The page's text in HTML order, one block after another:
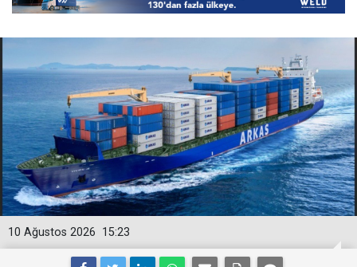
15:23
10 Ağustos 2026